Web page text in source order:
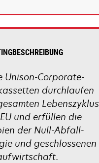
Unison-Corporate-
durchlaufen
Lebenszyklus
und erfüllen die
der Null-Abfall-
und geschlossenen